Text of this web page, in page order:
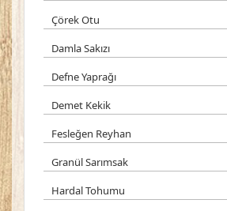
Çörek Otu
Damla Sakızı
Defne Yaprağı
Demet Kekik
Fesleğen Reyhan
Granül Sarımsak
Hardal Tohumu